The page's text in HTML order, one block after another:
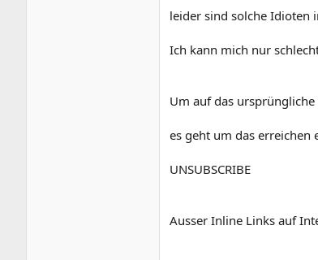
leider sind solche Idioten
Ich kann mich nur
Um auf das
es geht um das erreichen
UNSUBSCRIBE
Ausser Inline Links auf